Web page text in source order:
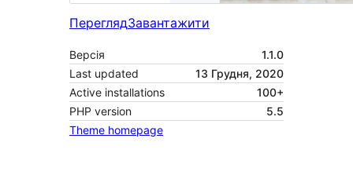
ПереглядЗавантажити
Версія
1.1.0
Last updated
13 Грудня, 2020
Active installations
100+
PHP version
5.5
Theme homepage